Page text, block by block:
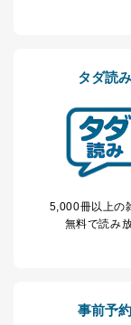
タダ読み
5,000冊以上の
無料で読み
事前予約